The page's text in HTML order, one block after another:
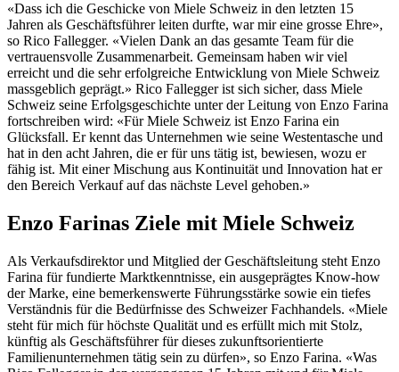
«Dass ich die Geschicke von Miele Schweiz in den letzten 15
Jahren als Geschäftsführer leiten durfte, war mir eine grosse Ehre»,
so Rico Fallegger. «Vielen Dank an das gesamte Team für die
vertrauensvolle Zusammenarbeit. Gemeinsam haben wir viel
erreicht und die sehr erfolgreiche Entwicklung von Miele Schweiz
massgeblich geprägt.» Rico Fallegger ist sich sicher, dass Miele
Schweiz seine Erfolgsgeschichte unter der Leitung von Enzo Farina
fortschreiben wird: «Für Miele Schweiz ist Enzo Farina ein
Glücksfall. Er kennt das Unternehmen wie seine Westentasche und
hat in den acht Jahren, die er für uns tätig ist, bewiesen, wozu er
fähig ist. Mit einer Mischung aus Kontinuität und Innovation hat er
den Bereich Verkauf auf das nächste Level gehoben.»
Enzo Farinas Ziele mit Miele Schweiz
Als Verkaufsdirektor und Mitglied der Geschäftsleitung steht Enzo
Farina für fundierte Marktkenntnisse, ein ausgeprägtes Know-how
der Marke, eine bemerkenswerte Führungsstärke sowie ein tiefes
Verständnis für die Bedürfnisse des Schweizer Fachhandels. «Miele
steht für mich für höchste Qualität und es erfüllt mich mit Stolz,
künftig als Geschäftsführer für dieses zukunftsorientierte
Familienunternehmen tätig sein zu dürfen», so Enzo Farina. «Was